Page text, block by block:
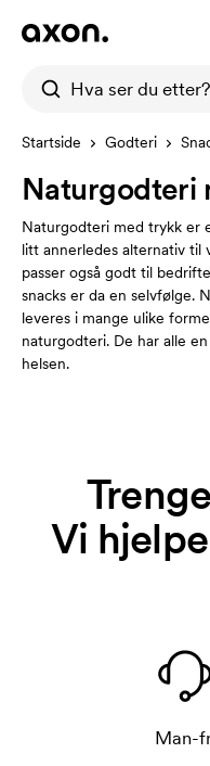
Startside Godteri
Naturgodteri
Naturgodteri med trykk er
litt annerledes alternativ til
passer også godt til
snacks er da en selvfølge.
leveres i mange ulike
naturgodteri. De har alle
helsen.
Vi
Man-